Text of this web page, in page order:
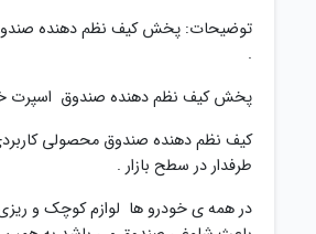
توضیحات: پخش کیف نظم دهنده
.
پخش کیف نظم دهنده صندوق اسپرت
کیف نظم دهنده صندوق محصولی
طرفدار در سطح بازار .
در همه ی خودرو ها لوازم کوچک و